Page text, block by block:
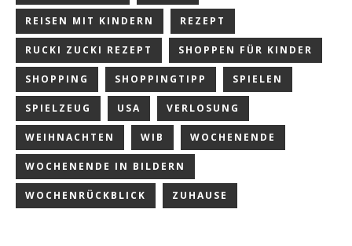
REISEN MIT KINDERN REZEPT
RUCKI ZUCKI REZEPT SHOPPEN FÜR KINDER
SHOPPING SHOPPINGTIPP SPIELEN
SPIELZEUG USA VERLOSUNG
WEIHNACHTEN WIB WOCHENENDE
WOCHENENDE IN BILDERN
WOCHENRÜCKBLICK ZUHAUSE